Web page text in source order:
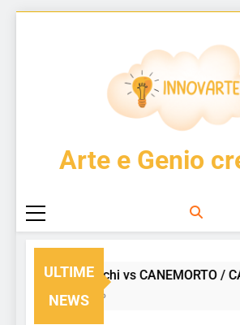
InnovArte
Arte e Genio
ULTIME
NEWS
Enzo Cucchi vs CANEMORTO /
2 Giorni Ago